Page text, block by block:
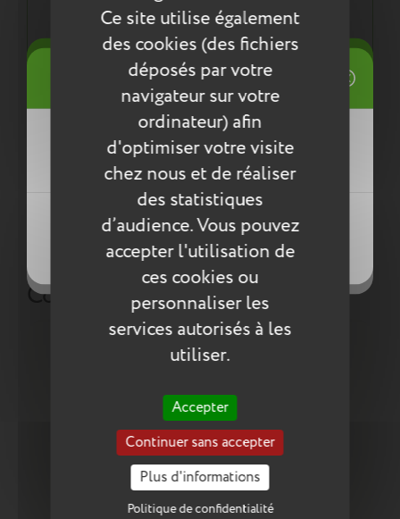
Ce site utilise également
des cookies (des fichiers
déposés par votre
navigateur sur votre
ordinateur) afin
d'optimiser votre visite
chez nous et de réaliser
des statistiques
d’audience. Vous pouvez
accepter l'utilisation de
ces cookies ou
personnaliser les
services autorisés à les
utiliser.
Accepter
Continuer sans accepter
Plus d'informations
Politique de confidentialité
Une démarche éco responsable :
Tout pour la santé de votre enfant : respect des
normes européennes ReACH
Entretien
Pour l’entretien de nos produits, nous vous
conseillons d’utiliser un chiffon humide ou une
éponge légèrement humidifiée à l'eau
savonneuse. N’utilisez pas de produits agressifs
qui risqueraient de détériorer le produit.
Compléter la collection
Mes listes d'envies
Créer une nouvelle liste
((title))
((cancelText))
((createText))
Connexion
Vous devez être connecté pour ajouter
des produits à votre liste d'envies.
((cancelText))
((loginText))